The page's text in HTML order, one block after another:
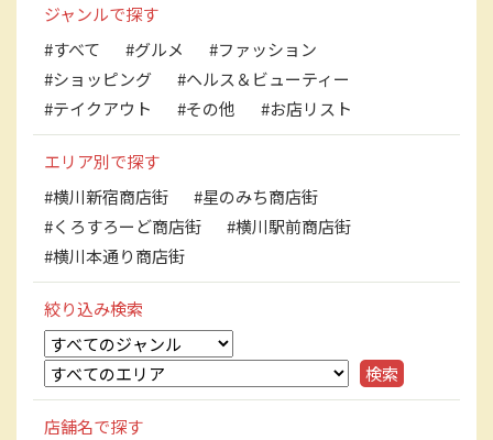
ジャンルで探す
#すべて
#グルメ
#ファッション
#ショッピング
#ヘルス＆ビューティー
#テイクアウト
#その他 #お店リスト
エリア別で探す
#横川新宿商店街
#星のみち商店街
#くろすろーど商店街
#横川駅前商店街
#横川本通り商店街
絞り込み検索
店舗名で探す